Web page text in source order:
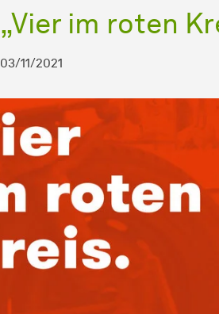
„Vier im roten
03/11/2021